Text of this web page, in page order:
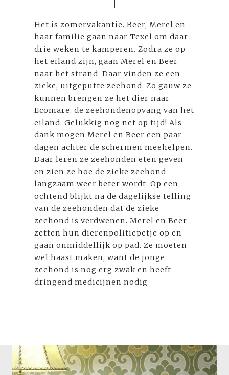
Het is zomervakantie. Beer, Merel en
haar familie gaan naar Texel om daar
drie weken te kamperen. Zodra ze op
het eiland zijn, gaan Merel en Beer
naar het strand. Daar vinden ze een
zieke, uitgeputte zeehond. Zo gauw ze
kunnen brengen ze het dier naar
Ecomare, de zeehondenopvang van het
eiland. Gelukkig nog net op tijd! Als
dank mogen Merel en Beer een paar
dagen achter de schermen meehelpen.
Daar leren ze zeehonden eten geven
en zien ze hoe de zieke zeehond
langzaam weer beter wordt. Op een
ochtend blijkt na de dagelijkse telling
van de zeehonden dat de zieke
zeehond is verdwenen. Merel en Beer
zetten hun dierenpolitiepetje op en
gaan onmiddellijk op pad. Ze moeten
wel haast maken, want de jonge
zeehond is nog erg zwak en heeft
dringend medicijnen nodig